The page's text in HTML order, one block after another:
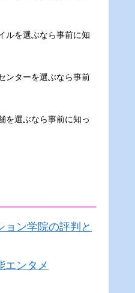
ルを選ぶなら事前に知
ンターを選ぶなら事前
を選ぶなら事前に知っ
ョン学院の評判と
エンタメ